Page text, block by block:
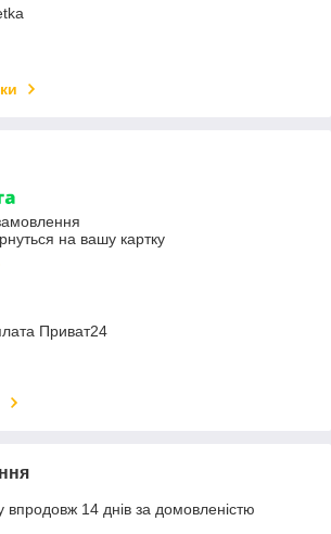
на вашу картку
Приват24
впродовж 14 днів за домовленістю